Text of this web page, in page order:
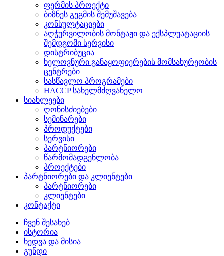
ფერმის პროექტი
ბიზნეს გეგმის შემუშავება
კონსულტაციები
აღჭურვილობის მონტაჟი და ექსპლუატაციის
შემდგომი სერვისი
დისტრიბუცია
ხელოვნური განაყოფიერების მომსახურეობის
ცენტრები
სასწავლო პროგრამები
HACCP სახელმძღვანელო
სიახლეები
ღონისძიებები
სემინარები
პროდუქტები
სერვისი
პარტნიორები
წარმომადგენლობა
პროექტები
პარტნიორები და კლიენტები
პარტნიორები
კლიენტები
კონტაქტი
ჩვენ შესახებ
ისტორია
ხედვა და მისია
გუნდი